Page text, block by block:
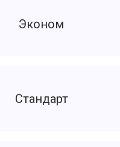
Эконом
Стандарт